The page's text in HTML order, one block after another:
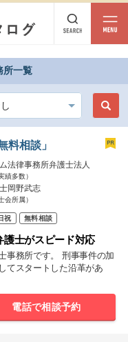
山形
長野
東京 神奈川
所一覧
料相談」
法律事務所弁護士法人
績多数）
岡野武志
会所属）
祝 無料相談
護士がスピード対応
事務所です。 刑事事件の加
てスタートした沿革があ
電話で相談予約